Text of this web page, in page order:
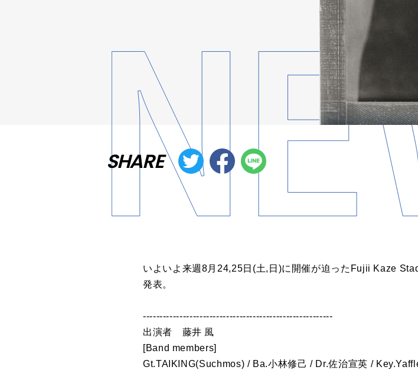
SHARE
いよいよ来週8月24,25日(土,日)に開催が迫ったFujii Kaze
発表。
---------------------------------------------------------
出演者 藤井 風
[Band members]
Gt.TAIKING(Suchmos) / Ba.小林修己 / Dr.佐治宣英 /